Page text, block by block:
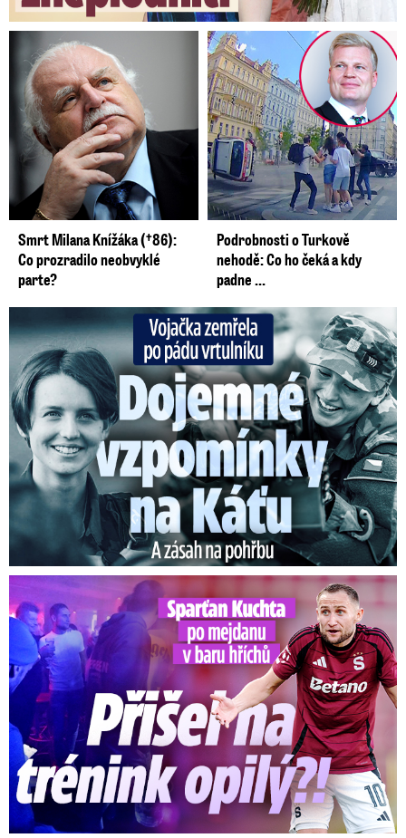
Smrt Milana Knížáka (†86):
Co prozradilo neobvyklé
parte?
Podrobnosti o Turkově
nehodě: Co ho čeká a kdy
padne ...
Vojačka zemřela po pádu vrtulníku: Dojemné vzpomínky na ...
Kuchta po mejdanu v baru hříchů: Přišel na trénink opilý?!